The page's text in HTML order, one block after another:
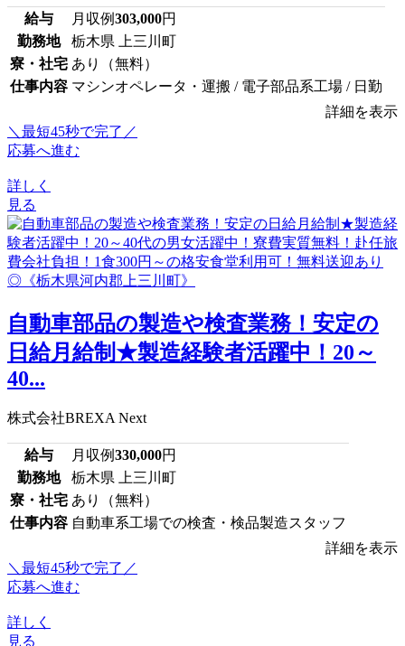
給与 月収例303,000円
勤務地
栃木県 上三川町
寮・社宅 あり（無料）
仕事内容 マシンオペレータ・運搬 / 電子部品系工場 / 日勤
詳細を表示
＼最短45秒で完了／
応募へ進む
詳しく
見る
自動車部品の製造や検査業務！安定の
日給月給制★製造経験者活躍中！20～
40...
株式会社BREXA Next
給与 月収例330,000円
勤務地
栃木県 上三川町
寮・社宅 あり（無料）
仕事内容 自動車系工場での検査・検品製造スタッフ
詳細を表示
＼最短45秒で完了／
応募へ進む
詳しく
見る